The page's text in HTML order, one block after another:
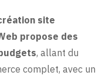
site
propose des
, allant du
complet, avec un